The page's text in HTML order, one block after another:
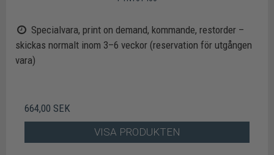
Specialvara, print on demand, kommande, restorder –
skickas normalt inom 3–6 veckor (reservation för utgången
vara)
664,00 SEK
VISA PRODUKTEN